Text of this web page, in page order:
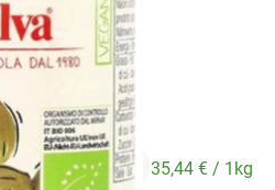
3,19 €/ Stück 35,44 € / 1kg